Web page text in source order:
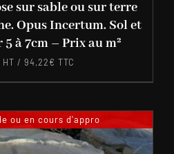
sur sable ou sur terre
Opus Incertum. Sol et
à 7cm – Prix au m²
HT / 94,22€ TTC
ou en cours d'appro